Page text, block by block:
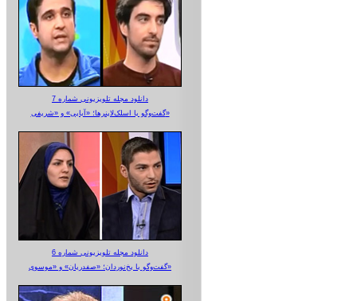
دانلود مجله تلویزیونی شماره 7
گفت‌وگو با اسلک‌لاینرها؛ «آبایی» و «شریفی»
دانلود مجله تلویزیونی شماره 6
گفت‌وگو با یخ‌نوردان؛ «صفدریان» و «موسوی»